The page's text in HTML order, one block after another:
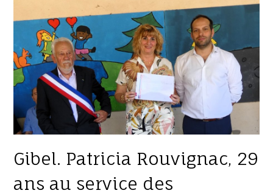
Gibel. Patricia Rouvignac, 29
ans au service des